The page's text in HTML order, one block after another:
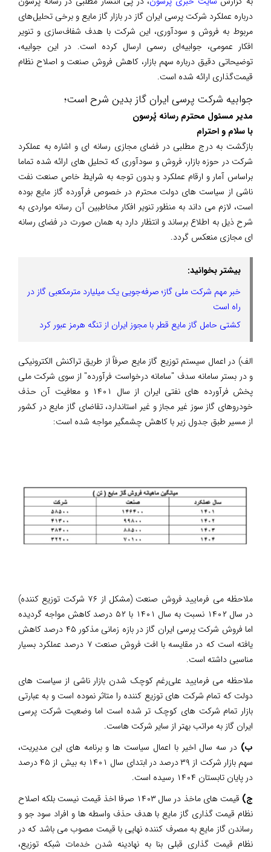
درباره عملکرد شرکت پرسی ایران گاز در بازار گاز مایع و برخی تحلیل‌های
مربوط به فروش و سودآوری، این شرکت با هدف شفاف‌سازی و تنویر
افکار عمومی، جوابیه‌ای رسمی ارسال کرده است. در این جوابیه،
توضیحاتی دقیق درباره سهم بازار، کاهش فروش صنعت و اصلاح نظام
قیمت‌گذاری ارائه شده است.
جوابیه شرکت پرسی ایران گاز بدین شرح است؛
مدیر مسئول محترم رسانه پُرسون
با سلام و احترام
بازگشت به درج مطلبی در فضای مجازی رسانه ای و اشاره به عملکرد
شرکت در حوزه بازار، فروش و سودآوری که تحلیل های ارائه شده تماما
براساس آمار و ارقام عملکرد و بدون توجه به شرایط خاص صنعت نفت
ناشی از سیاست های دولت محترم در خصوص فرآورده گاز مایع بوده
است، لازم می داند به منظور تنویر افکار مخاطبین آن رسانه مواردی به
شرح ذیل به اطلاع برساند و انتظار دارد به همان صورت در فضای رسانه
ای مجازی منعکس گردد.
بیشتر بخوانید:
خبر مهم شرکت ملی گاز؛ صرفه‌جویی یک میلیارد مترمکعبی گاز در
راه است
کشتی حامل گاز مایع قطر با مجوز ایران از تنگه هرمز عبور کرد
الف) در اعمال سیستم توزیع گاز مایع صرفاً از طریق تراکنش الکترونیکی
و در بستر سامانه سدف "سامانه درخواست فرآورده" از سوی شرکت ملی
پخش فرآورده های نفتی ایران از سال ۱۴۰۱ و معافیت آن حذف
خودروهای گاز سوز غیر مجاز و غیر استاندارد، تقاضای گاز مایع در کشور
از مسیر طبق جدول زیر با کاهش چشمگیر مواجه شده است:
ملاحظه می فرمایید فروش صنعت (مشکل از ۷۶ شرکت توزیع کننده)
در سال ۱۴۰۲ نسبت به سال ۱۴۰۱ با ۵۲ درصد کاهش مواجه گردیده
اما فروش شرکت پرسی ایران گاز در بازه زمانی مذکور ۴۵ درصد کاهش
یافته است که در مقایسه با افت فروش صنعت ۷ درصد عملکرد بسیار
مناسبی داشته است.
ملاحظه می فرمایید علی‌رغم کوچک شدن بازار ناشی از سیاست های
دولت که تمام شرکت های توزیع کننده را متاثر نموده است و به عبارتی
بازار تمام شرکت های کوچک تر شده است اما وضعیت شرکت پرسی
ایران گاز به مراتب بهتر از سایر شرکت هاست.
ب) در سه سال اخیر با اعمال سیاست ها و برنامه های این مدیریت،
سهم بازار شرکت از ۳۹ درصد در ابتدای سال ۱۴۰۱ به بیش از ۴۵ درصد
در پایان تابستان ۱۴۰۴ رسیده است.
ج)
قیمت های ماخذ در سال ۱۴۰۳ صرفا اخذ قیمت نیست بلکه اصلاح
نظام قیمت گذاری گاز مایع با هدف حذف واسطه ها و افراد سود جو و
رساندن گاز مایع به مصرف کننده نهایی با قیمت مصوب می باشد که در
نظام قیمت گذاری قبلی بنا به نهادینه شدن خدمات شبکه توزیع،